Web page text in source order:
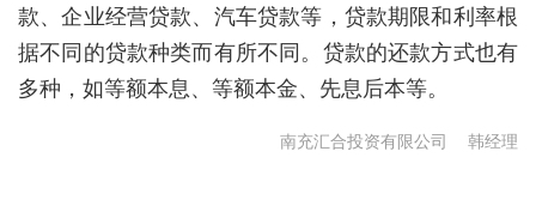
款、企业经营贷款、汽车贷款等，贷款期限和利率根
据不同的贷款种类而有所不同。贷款的还款方式也有
多种，如等额本息、等额本金、先息后本等。
南充汇合投资有限公司 韩经理